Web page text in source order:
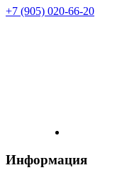
+7 (905) 020-66-20
Информация